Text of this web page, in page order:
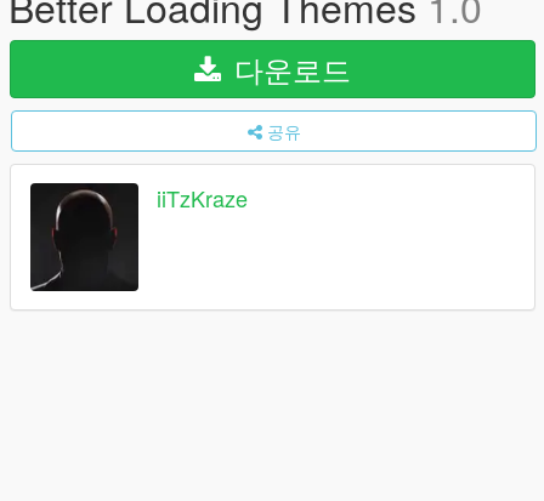
다운로드
공유
iiTzKraze